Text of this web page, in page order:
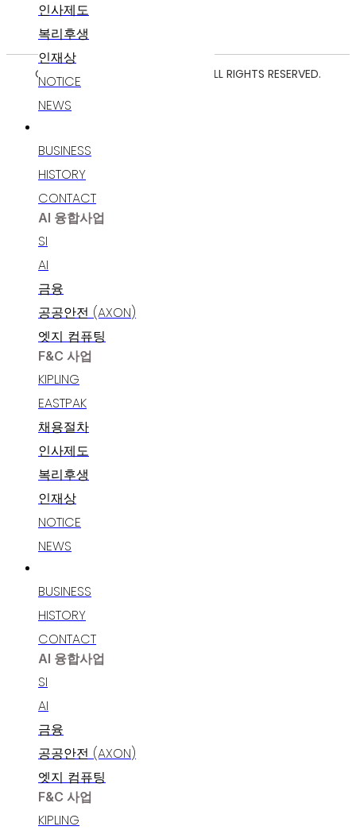
인사제도
복리후생
인재상
NOTICE
NEWS
BUSINESS
HISTORY
CONTACT
AI 융합사업
SI
AI
금융
공공안전 (AXON)
엣지 컴퓨팅
F&C 사업
KIPLING
EASTPAK
채용절차
인사제도
복리후생
인재상
NOTICE
NEWS
BUSINESS
HISTORY
CONTACT
AI 융합사업
SI
AI
금융
공공안전 (AXON)
엣지 컴퓨팅
F&C 사업
KIPLING
COPYRIGHT ⓒ 2025 POLARIS AI. ALL RIGHTS RESERVED.